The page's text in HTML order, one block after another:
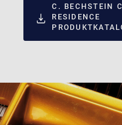
C. BECHSTEIN
RESIDENCE